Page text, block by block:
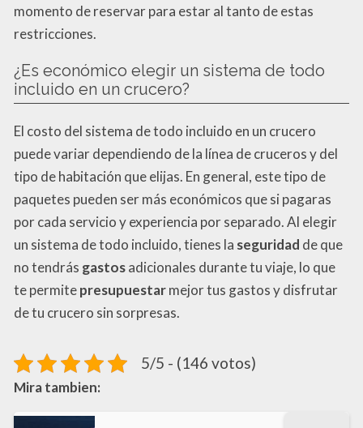
momento de reservar para estar al tanto de estas
restricciones.
¿Es económico elegir un sistema de todo
incluido en un crucero?
El costo del sistema de todo incluido en un crucero
puede variar dependiendo de la línea de cruceros y del
tipo de habitación que elijas. En general, este tipo de
paquetes pueden ser más económicos que si pagaras
por cada servicio y experiencia por separado. Al elegir
un sistema de todo incluido, tienes la seguridad de que
no tendrás gastosadicionales durante tu viaje, lo que
te permitepresupuestarmejor tus gastos y disfrutar
de tu crucero sin sorpresas.
5/5 - (146 votos)
Mira tambien: